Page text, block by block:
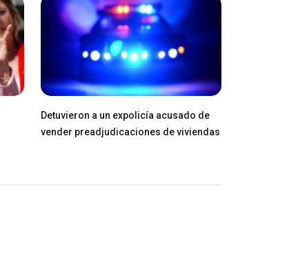
Detuvieron a un expolicía acusado de
vender preadjudicaciones de viviendas